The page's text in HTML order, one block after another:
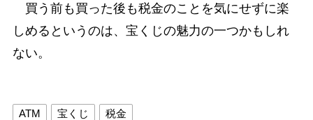
買う前も買った後も税金のことを気にせずに楽
しめるというのは、宝くじの魅力の一つかもしれ
ない。
ATM 宝くじ 税金